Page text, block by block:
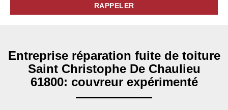
Entreprise réparation fuite de toiture
Saint Christophe De Chaulieu
61800: couvreur expérimenté